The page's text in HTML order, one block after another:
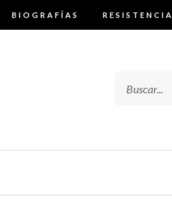
BIOGRAFÍAS RESISTENCIA